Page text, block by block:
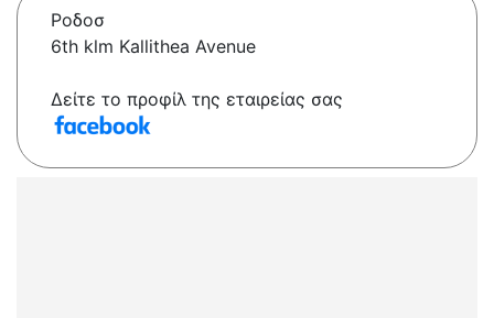
Ροδοσ
6th klm Kallithea Avenue
Δείτε το προφίλ της εταιρείας σας